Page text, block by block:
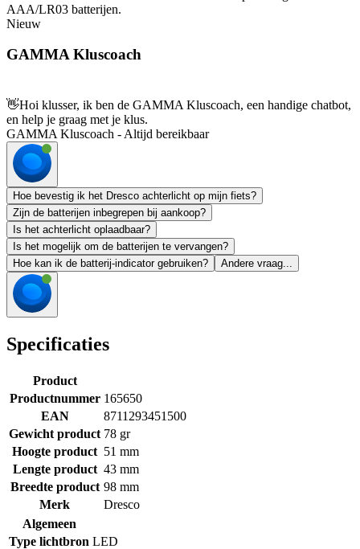
AAA/LR03 batterijen.
Nieuw
GAMMA Kluscoach
👋Hoi klusser, ik ben de GAMMA Kluscoach, een handige chatbot,
en help je graag met je klus.
GAMMA Kluscoach - Altijd bereikbaar
Hoe bevestig ik het Dresco achterlicht op mijn fiets?
Zijn de batterijen inbegrepen bij aankoop?
Is het achterlicht oplaadbaar?
Is het mogelijk om de batterijen te vervangen?
Hoe kan ik de batterij-indicator gebruiken?
Andere vraag...
Specificaties
Product
Productnummer 165650
EAN
8711293451500
Gewicht product 78 gr
Hoogte product 51 mm
Lengte product 43 mm
Breedte product 98 mm
Merk
Dresco
Algemeen
Type lichtbron LED